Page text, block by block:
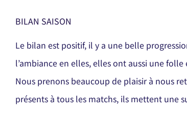
BILAN SAISON
Le bilan est positif, il y a une belle
l’ambiance en elles, elles ont aussi une folle
Nous prenons beaucoup de plaisir à nous
présents à tous les matchs, ils mettent une